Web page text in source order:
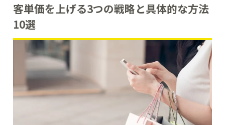
客単価を上げる3つの戦略と具体的な方法
10選